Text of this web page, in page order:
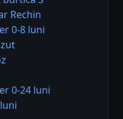
Rechin
0-8 luni
0-24 luni